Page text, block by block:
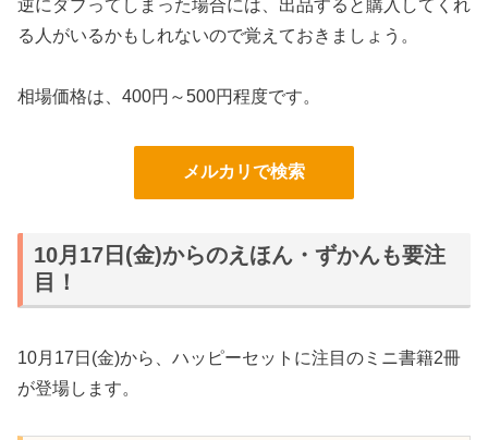
逆にダブってしまった場合には、出品すると購入してくれ
る人がいるかもしれないので覚えておきましょう。
相場価格は、400円～500円程度です。
メルカリで検索
10月17日(金)からのえほん・ずかんも要注
目！
10月17日(金)から、ハッピーセットに注目のミニ書籍2冊
が登場します。